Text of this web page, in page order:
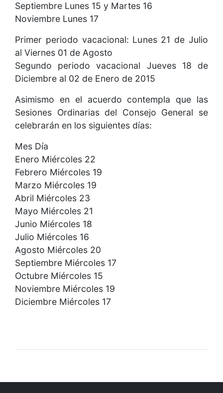
Septiembre Lunes 15 y Martes 16
Noviembre Lunes 17
Primer periodo vacacional: Lunes 21 de Julio
al Viernes 01 de Agosto
Segundo periodo vacacional Jueves 18 de
Diciembre al 02 de Enero de 2015
Asimismo en el acuerdo contempla que las
Sesiones Ordinarias del Consejo General se
celebrarán en los siguientes días:
Mes Día
Enero Miércoles 22
Febrero Miércoles 19
Marzo Miércoles 19
Abril Miércoles 23
Mayo Miércoles 21
Junio Miércoles 18
Julio Miércoles 16
Agosto Miércoles 20
Septiembre Miércoles 17
Octubre Miércoles 15
Noviembre Miércoles 19
Diciembre Miércoles 17